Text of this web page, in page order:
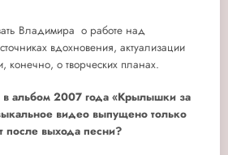
Владимира о работе над
вдохновения, актуализации
конечно, о творческих планах.
альбом 2007 года «Крылышки за
видео выпущено только
после выхода песни?